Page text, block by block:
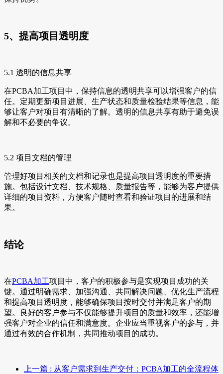
5、提高项目透明度
5.1 透明的信息共享
在PCBA加工项目中，保持信息的透明共享可以增强客户的信
任。定期更新项目进展、生产状态和质量检验结果等信息，能
够让客户对项目有清晰的了解。透明的信息共享有助于避免误
解和不必要的争议。
5.2 项目文档的管理
管理好项目相关的文档和记录也是提高项目透明度的重要措
施。包括设计文档、技术规格、质量报告等，能够为客户提供
详细的项目资料，方便客户随时查看和验证项目的进展和结
果。
结论
在PCBA加工项目中，客户的积极参与是实现项目成功的关
键。通过明确需求、加强沟通、共同解决问题、优化生产流程
和提高项目透明度，能够确保项目按时交付并满足客户的期
望。良好的客户参与不仅能够提升项目的质量和效率，还能增
强客户对企业的信任和满意度。企业应当重视客户的参与，并
通过有效的合作机制，共同推动项目的成功。
上一篇 : 从客户需求到生产交付：PCBA加工的全流程体